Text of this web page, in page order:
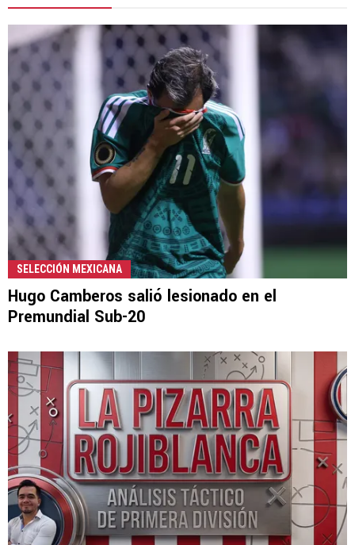
SELECCIÓN MEXICANA
Hugo Camberos salió lesionado en el
Premundial Sub-20